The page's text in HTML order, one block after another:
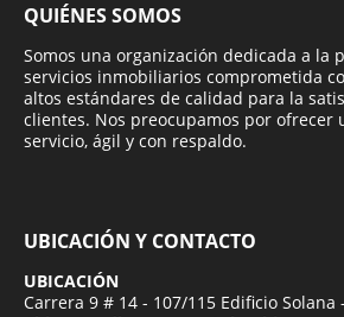
QUIÉNES SOMOS
Somos una organización dedicada a la
servicios inmobiliarios comprometida
altos estándares de calidad para la
clientes. Nos preocupamos por ofrecer
servicio, ágil y con respaldo.
UBICACIÓN Y CONTACTO
UBICACIÓN
Carrera 9 # 14 - 107/115 Edificio Solana